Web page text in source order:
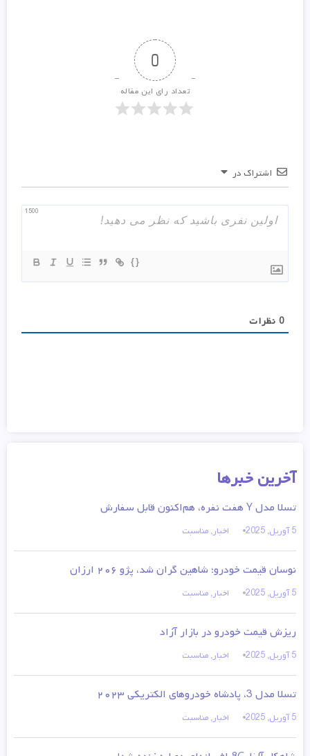
آخرین خبرها
تسلا مدل Y هفت نفره، هم‌اکنون قابل سفارش
5 آوریل, 2025 اخبار, مناسبت
نوسان قیمت خودرو؛ شاهین گران شد، پژو ۲۰۶ ارزان
5 آوریل, 2025 اخبار, مناسبت
ریزش قیمت خودرو در بازار آزاد
5 آوریل, 2025 اخبار, مناسبت
تسلا مدل 3، پادشاه خودروهای الکتریکی ۲۰۲۳
5 آوریل, 2025 اخبار, مناسبت
0
تعداد رای این مقاله
اشتراک در
1500
{}
0 نظرات